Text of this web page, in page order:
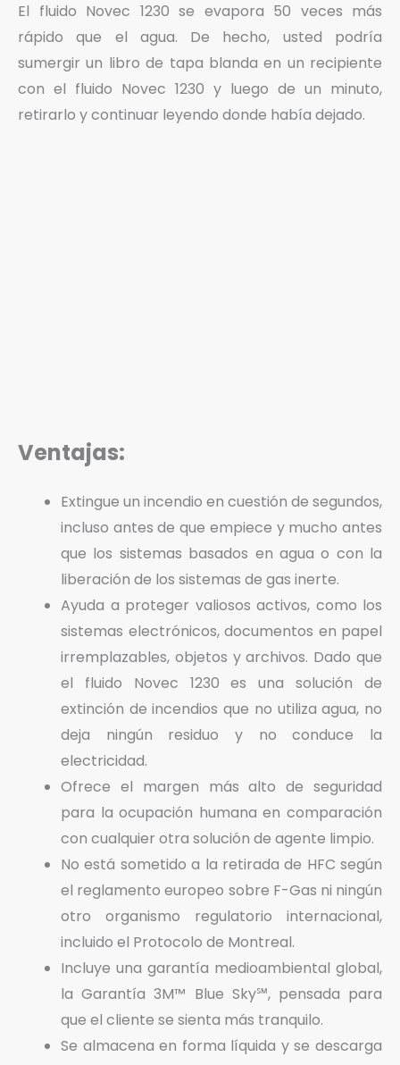
El fluido Novec 1230 se evapora 50 veces más
rápido que el agua. De hecho, usted podría
sumergir un libro de tapa blanda en un recipiente
con el fluido Novec 1230 y luego de un minuto,
retirarlo y continuar leyendo donde había dejado.
Ventajas:
Extingue un incendio en cuestión de segundos,
incluso antes de que empiece y mucho antes
que los sistemas basados en agua o con la
liberación de los sistemas de gas inerte.
Ayuda a proteger valiosos activos, como los
sistemas electrónicos, documentos en papel
irremplazables, objetos y archivos. Dado que
el fluido Novec 1230 es una solución de
extinción de incendios que no utiliza agua, no
deja ningún residuo y no conduce la
electricidad.
Ofrece el margen más alto de seguridad
para la ocupación humana en comparación
con cualquier otra solución de agente limpio.
No está sometido a la retirada de HFC según
el reglamento europeo sobre F-Gas ni ningún
otro organismo regulatorio internacional,
incluido el Protocolo de Montreal.
Incluye una garantía medioambiental global,
la Garantía 3M™ Blue Sky℠, pensada para
que el cliente se sienta más tranquilo.
Se almacena en forma líquida y se descarga